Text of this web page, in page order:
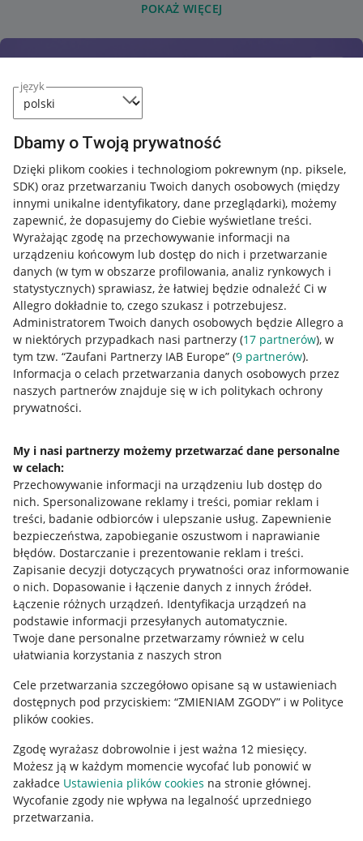
język
Dbamy o Twoją prywatność
Dzięki plikom cookies i technologiom pokrewnym (np. piksele,
SDK) oraz przetwarzaniu Twoich danych osobowych (między
innymi unikalne identyfikatory, dane przeglądarki), możemy
zapewnić, że dopasujemy do Ciebie wyświetlane treści.
Wyrażając zgodę na przechowywanie informacji na
urządzeniu końcowym lub dostęp do nich i przetwarzanie
danych (w tym w obszarze profilowania, analiz rynkowych i
statystycznych) sprawiasz, że łatwiej będzie odnaleźć Ci w
Allegro dokładnie to, czego szukasz i potrzebujesz.
Administratorem Twoich danych osobowych będzie Allegro a
w niektórych przypadkach nasi partnerzy (17 partnerów), w
tym tzw. “Zaufani Partnerzy IAB Europe” (9 partnerów).
Informacja o celach przetwarzania danych osobowych przez
naszych partnerów znajduje się w ich politykach ochrony
prywatności.
My i nasi partnerzy możemy przetwarzać dane personalne
w celach:
Przechowywanie informacji na urządzeniu lub dostęp do
nich. Spersonalizowane reklamy i treści, pomiar reklam i
treści, badanie odbiorców i ulepszanie usług. Zapewnienie
bezpieczeństwa, zapobieganie oszustwom i naprawianie
błędów. Dostarczanie i prezentowanie reklam i treści.
Zapisanie decyzji dotyczących prywatności oraz informowanie
o nich. Dopasowanie i łączenie danych z innych źródeł.
Łączenie różnych urządzeń. Identyfikacja urządzeń na
podstawie informacji przesyłanych automatycznie.
Twoje dane personalne przetwarzamy również w celu
ułatwiania korzystania z naszych stron
Cele przetwarzania szczegółowo opisane są w ustawieniach
dostępnych pod przyciskiem: “ZMIENIAM ZGODY” i w Polityce
plików cookies.
Zgodę wyrażasz dobrowolnie i jest ważna 12 miesięcy.
Możesz ją w każdym momencie wycofać lub ponowić w
zakładce Ustawienia plików cookies na stronie głównej.
Wycofanie zgody nie wpływa na legalność uprzedniego
przetwarzania.
POKAŻ WIĘCEJ
Przydatne informacje
Jak to działa
Allegro Gadane dla sprzedających
Allegro Gadane dla kupujących
Mapa miejscowości
Informacje prawne
Regulamin
Polityka plików "cookies"
Ustawienia plików "cookies"
Udostępnianie lokalizacji
Informacje dla Aktu o Usługach Cyfrowych
Pobierz aplikację